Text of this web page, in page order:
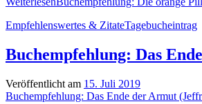
Empfehlenswertes & ZitateTagebucheintrag
Buchempfehlung: Das
Veröffentlicht am 15. Juli 2019
Buchempfehlung: Das Ende der Armut